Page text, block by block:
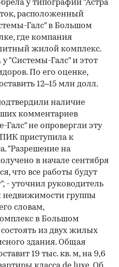
у типографии "Астра
расположенный
Галс" в Большом
где компания
жилой комплекс.
"Системы-Галс" и этот
По его оценке,
12–15 млн долл.
наличие
комментариев
Галс" не опровергли эту
приступила к
"Разрешение на
в начале сентября
что все работы будут
- уточнил руководитель
недвижимости группы
словам,
в Большом
из двух жилых
здания. Общая
19 тыс. кв. м, на 9,6